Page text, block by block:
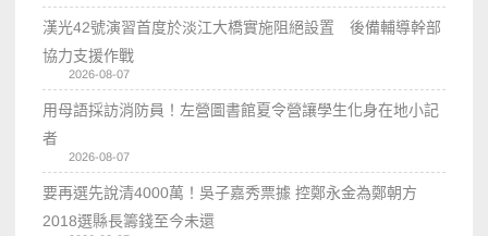
漢光42號演習首度於淡江大橋實施阻絕設置 後備輔導幹部
協力支援作戰
2026-08-07
用母語採訪消防員！左營圖書館夏令營讓學生化身在地小記
者
2026-08-07
要再選先說清4000萬！吳子嘉秀票據 控鄭永金為鄭朝方
2018選縣長籌錢至今未還